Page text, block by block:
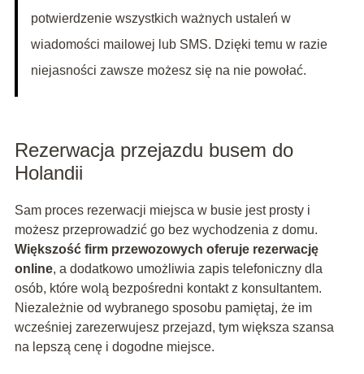
potwierdzenie wszystkich ważnych ustaleń w
wiadomości mailowej lub SMS. Dzięki temu w razie
niejasności zawsze możesz się na nie powołać.
Rezerwacja przejazdu busem do
Holandii
Sam proces rezerwacji miejsca w busie jest prosty i
możesz przeprowadzić go bez wychodzenia z domu.
Większość firm przewozowych oferuje rezerwację
online, a dodatkowo umożliwia zapis telefoniczny dla
osób, które wolą bezpośredni kontakt z konsultantem.
Niezależnie od wybranego sposobu pamiętaj, że im
wcześniej zarezerwujesz przejazd, tym większa szansa
na lepszą cenę i dogodne miejsce.